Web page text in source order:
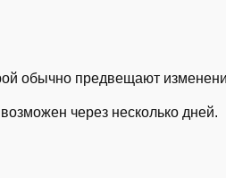
обычно предвещают
через несколько дней.